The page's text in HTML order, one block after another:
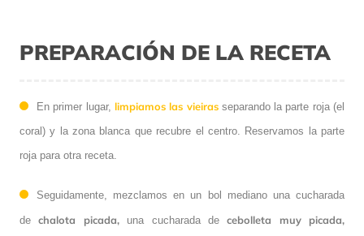
PREPARACIÓN DE LA RECETA
En primer lugar, limpiamos las vieirasseparando la parte roja (el
coral) y la zona blanca que recubre el centro. Reservamos la parte
roja para otra receta.
Seguidamente, mezclamos en un bol mediano una cucharada
dechalota picada, una cucharada decebolleta muy picada,